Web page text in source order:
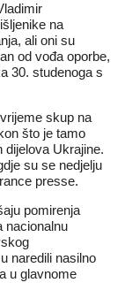
na
ali oni su
od vođa oporbe,
30. studenoga s
skup na
što je tamo
dijelova Ukrajine.
su se nedjelju
presse.
pomirenja
nacionalnu
naredili nasilno
u glavnome